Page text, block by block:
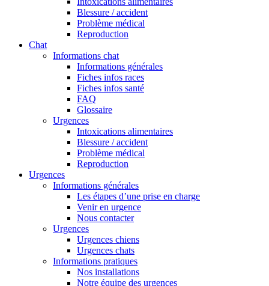
Blessure / accident
Problème médical
Reproduction
Chat
Informations chat
Informations générales
Fiches infos races
Fiches infos santé
FAQ
Glossaire
Urgences
Intoxications alimentaires
Blessure / accident
Problème médical
Reproduction
Urgences
Informations générales
Les étapes d’une prise en charge
Venir en urgence
Nous contacter
Urgences
Urgences chiens
Urgences chats
Informations pratiques
Nos installations
Notre équipe des urgences